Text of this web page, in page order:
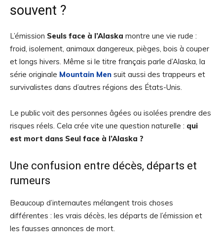
souvent ?
L’émission Seuls face à l’Alaska montre une vie rude :
froid, isolement, animaux dangereux, pièges, bois à couper
et longs hivers. Même si le titre français parle d’Alaska, la
série originale Mountain Men suit aussi des trappeurs et
survivalistes dans d’autres régions des États-Unis.
Le public voit des personnes âgées ou isolées prendre des
risques réels. Cela crée vite une question naturelle : qui
est mort dans Seul face à l’Alaska ?
Une confusion entre décès, départs et
rumeurs
Beaucoup d’internautes mélangent trois choses
différentes : les vrais décès, les départs de l’émission et
les fausses annonces de mort.